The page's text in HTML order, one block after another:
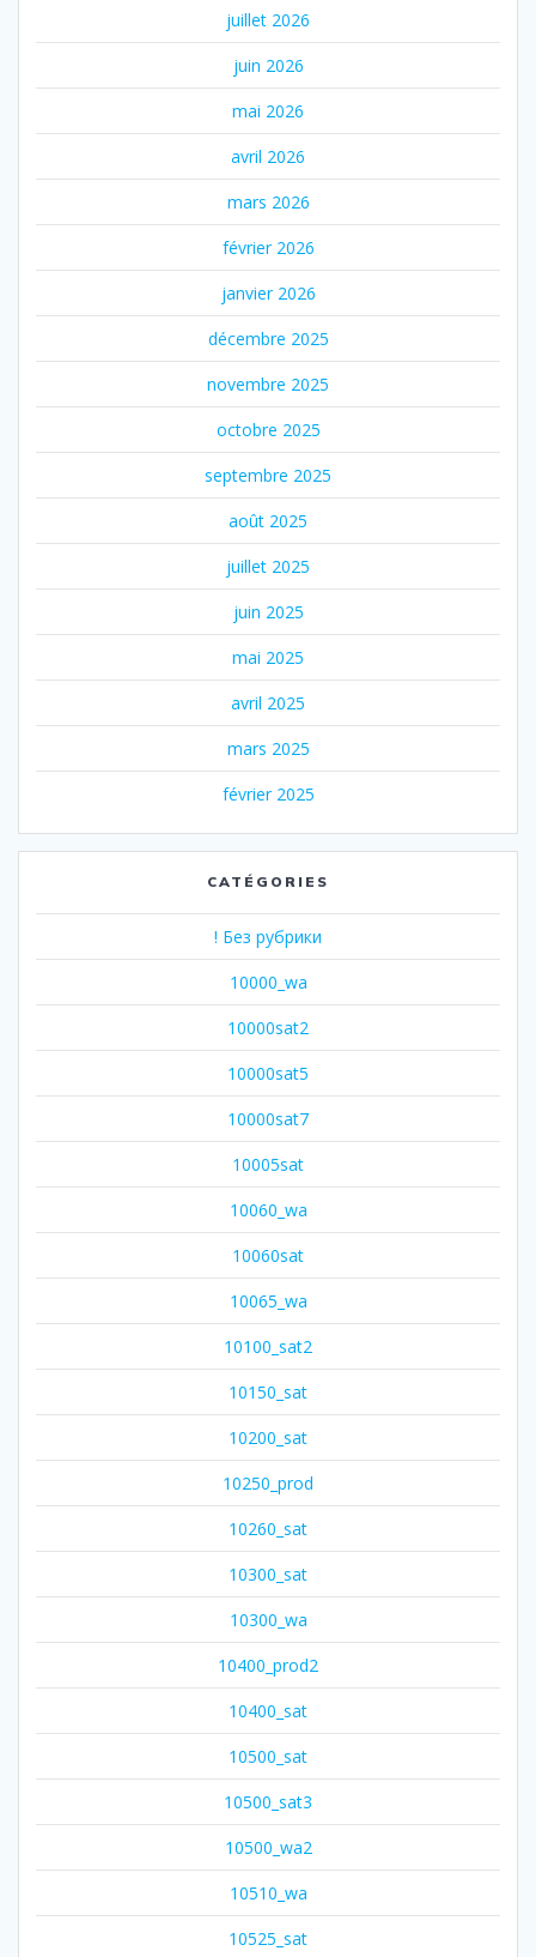
juillet 2026
juin 2026
mai 2026
avril 2026
mars 2026
février 2026
janvier 2026
décembre 2025
novembre 2025
octobre 2025
septembre 2025
août 2025
juillet 2025
juin 2025
mai 2025
avril 2025
mars 2025
février 2025
CATÉGORIES
! Без рубрики
10000_wa
10000sat2
10000sat5
10000sat7
10005sat
10060_wa
10060sat
10065_wa
10100_sat2
10150_sat
10200_sat
10250_prod
10260_sat
10300_sat
10300_wa
10400_prod2
10400_sat
10500_sat
10500_sat3
10500_wa2
10510_wa
10525_sat